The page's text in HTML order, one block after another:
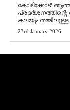
​കോഴിക്കോട്:
പ്രദർശനത്തിന്റെ
കലയും
23rd January 2026